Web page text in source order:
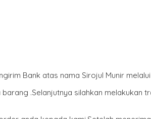
Bank atas nama Sirojul Munir
barang .Selanjutnya silahkan